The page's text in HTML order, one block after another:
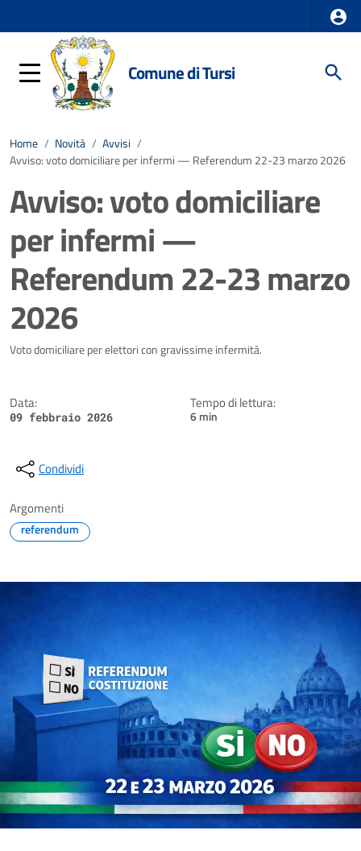
Comune di Tursi
Home / Novità / Avvisi /
Avviso: voto domiciliare per infermi — Referendum 22-23 marzo 2026
Avviso: voto domiciliare
per infermi —
Referendum 22-23 marzo
2026
Dettagli della notizia
Voto domiciliare per elettori con gravissime infermità.
Data:
09 febbraio 2026
Tempo di lettura:
6 min
Condividi
Argomenti
referendum